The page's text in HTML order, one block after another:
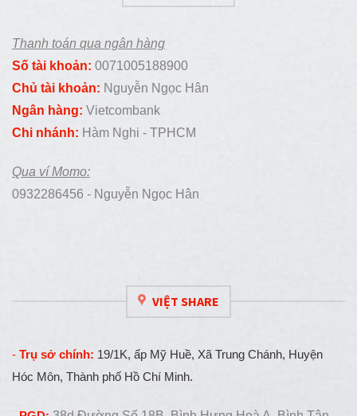
Thanh toán qua ngân hàng
Số tài khoản: 0071005188900
Chủ tài khoản: Nguyễn Ngọc Hân
Ngân hàng: Vietcombank
Chi nhánh: Hàm Nghi - TPHCM
Qua ví Momo:
0932286456 - Nguyễn Ngọc Hân
VIỆT SHARE
- Trụ sở chính: 19/1K, ấp Mỹ Huề, Xã Trung Chánh, Huyện
Hóc Môn, Thành phố Hồ Chí Minh.